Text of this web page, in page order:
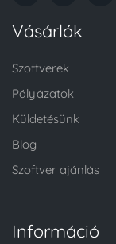
Vásárlók
Szoftverek
Pályázatok
Küldetésünk
Blog
Szoftver ajánlás
Információ